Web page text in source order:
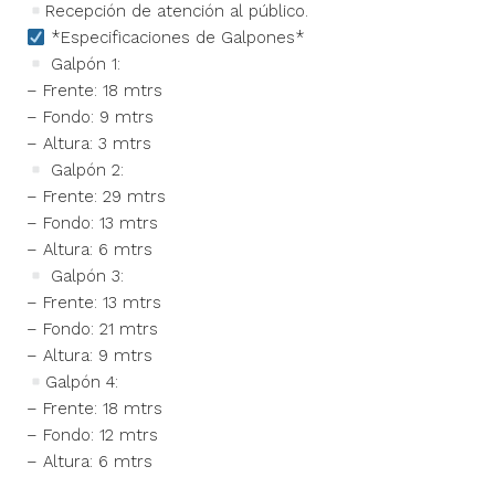
Recepción de atención al público.
*Especificaciones de Galpones*
Galpón 1:
– Frente: 18 mtrs
– Fondo: 9 mtrs
– Altura: 3 mtrs
Galpón 2:
– Frente: 29 mtrs
– Fondo: 13 mtrs
– Altura: 6 mtrs
Galpón 3:
– Frente: 13 mtrs
– Fondo: 21 mtrs
– Altura: 9 mtrs
Galpón 4:
– Frente: 18 mtrs
– Fondo: 12 mtrs
– Altura: 6 mtrs